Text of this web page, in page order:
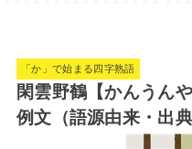
「か」で始まる四字熟語
閑雲野鶴【かんうん
例文（語源由来・出